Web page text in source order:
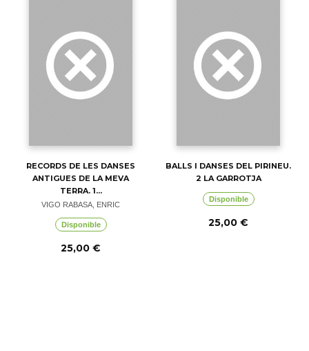
RECORDS DE LES DANSES
ANTIGUES DE LA MEVA
TERRA. 1...
VIGO RABASA, ENRIC
Disponible
25,00 €
BALLS I DANSES DEL PIRINEU.
2 LA GARROTJA
Disponible
25,00 €